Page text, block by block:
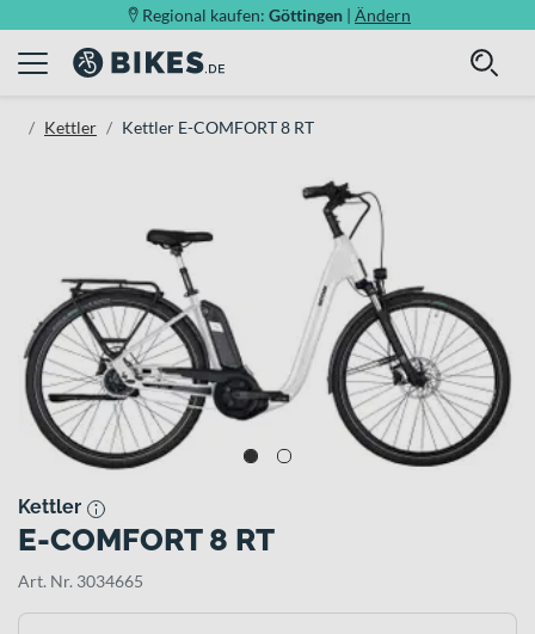
Regional kaufen: Göttingen | Ändern
Kettler Kettler E-COMFORT 8 RT
Kettler
E-COMFORT 8 RT
Art. Nr. 3034665